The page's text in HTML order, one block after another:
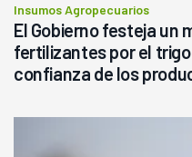
Insumos Agropecuarios
El Gobierno festeja un
fertilizantes por el
confianza de los